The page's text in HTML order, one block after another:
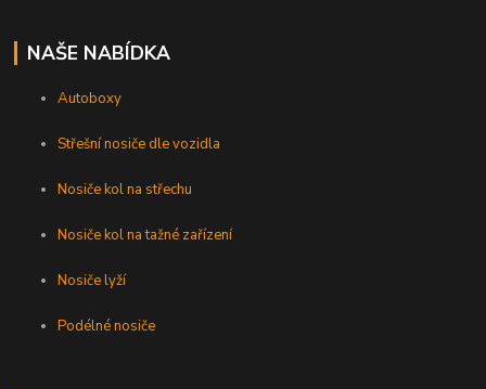
NAŠE NABÍDKA
Autoboxy
Střešní nosiče dle vozidla
Nosiče kol na střechu
Nosiče kol na tažné zařízení
Nosiče lyží
Podélné nosiče